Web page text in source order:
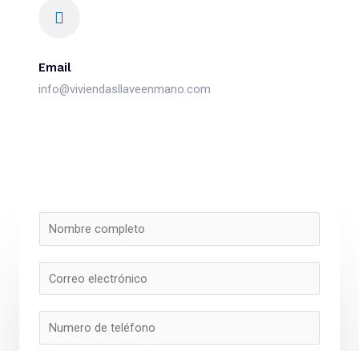
Email
info@viviendasllaveenmano.com